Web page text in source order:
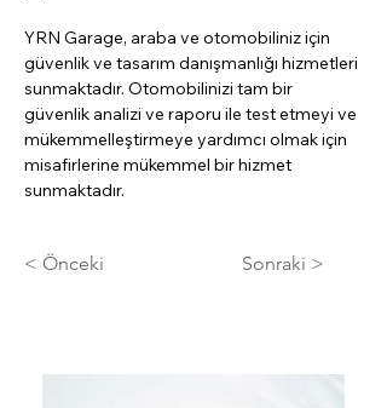
YRN Garage, araba ve otomobiliniz için
güvenlik ve tasarım danışmanlığı hizmetleri
sunmaktadır. Otomobilinizi tam bir
güvenlik analizi ve raporu ile test etmeyi ve
mükemmelleştirmeye yardımcı olmak için
misafirlerine mükemmel bir hizmet
sunmaktadır.
< Önceki Sonraki >